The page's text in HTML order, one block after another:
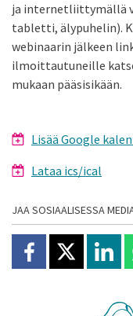
ja internetliittymällä
tabletti, älypuhelin).
webinaarin jälkeen
ilmoittautuneille
mukaan pääsisikään.
Lisää Google
Lataa ics/ical
JAA SOSIAALISESSA
Jaa Facebookissa
Jaa X:ssäJaa